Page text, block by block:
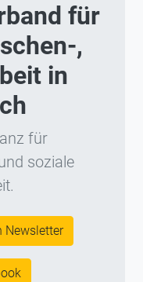
für
,
in
für
soziale
Newsletter